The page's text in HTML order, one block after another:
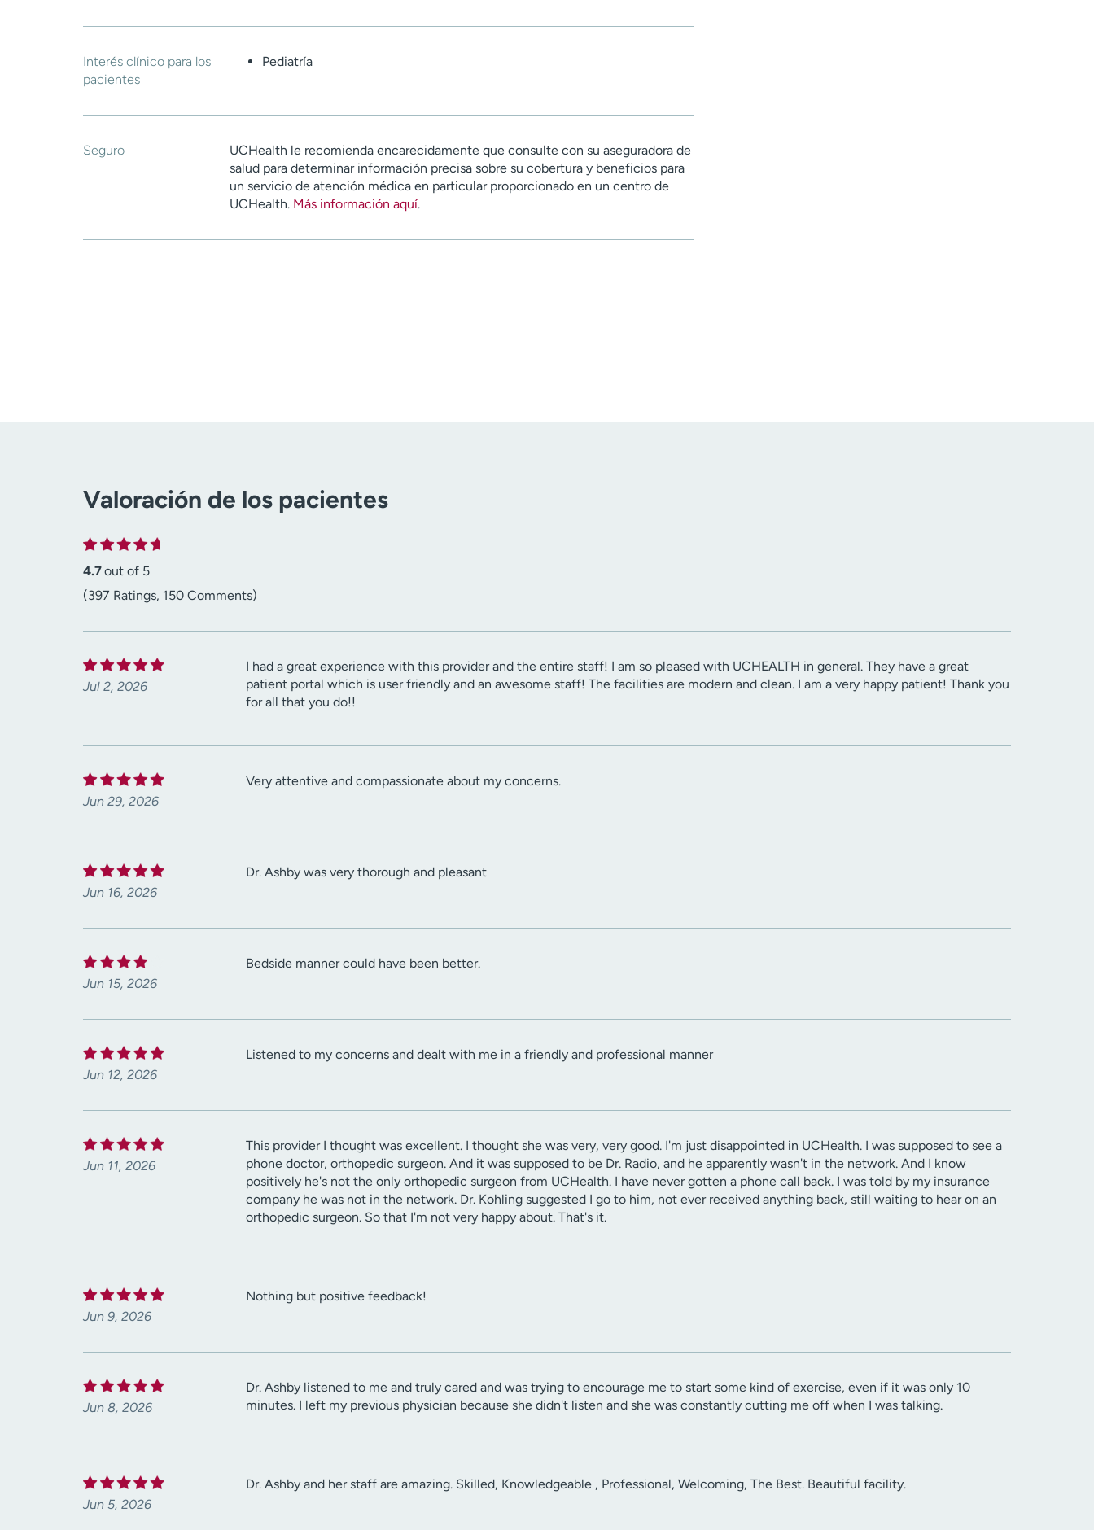
Interés clínico para los
pacientes
Pediatría
Seguro
UCHealth le recomienda encarecidamente que consulte con su aseguradora de
salud para determinar información precisa sobre su cobertura y beneficios para
un servicio de atención médica en particular proporcionado en un centro de
UCHealth. Más información aquí.
Valoración de los pacientes
4.7out of 5
(397 Ratings, 150 Comments)
Jul 2, 2026
I had a great experience with this provider and the entire staff! I am so pleased with UCHEALTH in general. They have a great
patient portal which is user friendly and an awesome staff! The facilities are modern and clean. I am a very happy patient! Thank you
for all that you do!!
Jun 29, 2026
Very attentive and compassionate about my concerns.
Jun 16, 2026
Dr. Ashby was very thorough and pleasant
Jun 15, 2026
Bedside manner could have been better.
Jun 12, 2026
Listened to my concerns and dealt with me in a friendly and professional manner
Jun 11, 2026
This provider I thought was excellent. I thought she was very, very good. I'm just disappointed in UCHealth. I was supposed to see a
phone doctor, orthopedic surgeon. And it was supposed to be Dr. Radio, and he apparently wasn't in the network. And I know
positively he's not the only orthopedic surgeon from UCHealth. I have never gotten a phone call back. I was told by my insurance
company he was not in the network. Dr. Kohling suggested I go to him, not ever received anything back, still waiting to hear on an
orthopedic surgeon. So that I'm not very happy about. That's it.
Jun 9, 2026
Nothing but positive feedback!
Jun 8, 2026
Dr. Ashby listened to me and truly cared and was trying to encourage me to start some kind of exercise, even if it was only 10
minutes. I left my previous physician because she didn't listen and she was constantly cutting me off when I was talking.
Jun 5, 2026
Dr. Ashby and her staff are amazing. Skilled, Knowledgeable , Professional, Welcoming, The Best. Beautiful facility.